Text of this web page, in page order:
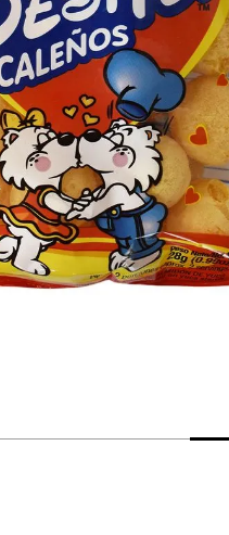
Mantequilla